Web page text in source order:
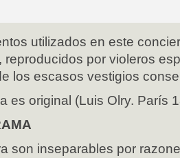
utilizados en este
reproducidos por violeros
los escasos vestigios
es original (Luis Olry. París
son inseparables por